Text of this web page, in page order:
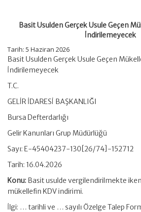
Basit Usulden Gerçek Usule Geçen
İndirilemeyecek
Tarih: 5 Haziran 2026
Basit Usulden Gerçek Usule Geçen
İndirilemeyecek
T.C.
GELİR İDARESİ BAŞKANLIĞI
Bursa Defterdarlığı
Gelir Kanunları Grup Müdürlüğü
Sayı: E-45404237-130[26/74]-152712
Tarih: 16.04.2026
Konu: Basit usulde vergilendirilmekte
mükellefin KDV indirimi.
İlgi: … tarihli ve … sayılı Özelge Talep